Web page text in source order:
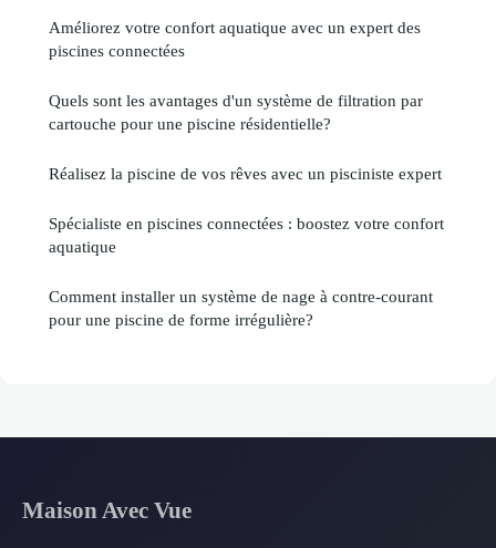
Améliorez votre confort aquatique avec un expert des
piscines connectées
Quels sont les avantages d'un système de filtration par
cartouche pour une piscine résidentielle?
Réalisez la piscine de vos rêves avec un pisciniste expert
Spécialiste en piscines connectées : boostez votre confort
aquatique
Comment installer un système de nage à contre-courant
pour une piscine de forme irrégulière?
Maison Avec Vue